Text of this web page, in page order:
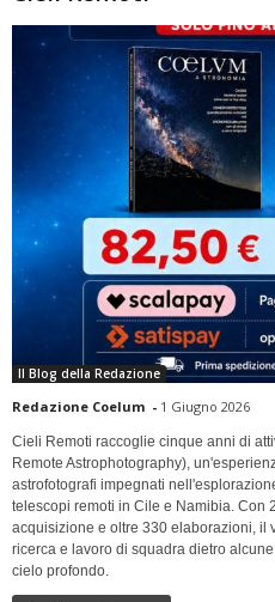
Il Blog della Redazione
Redazione Coelum - 1 Giugno 2026
Cieli Remoti raccoglie cinque anni di
Remote Astrophotography),
astrofotografi impegnati
telescopi remoti in Cile e Namibia. Con
acquisizione e oltre 330 elaborazioni, il
ricerca e lavoro di squadra dietro
cielo profondo.